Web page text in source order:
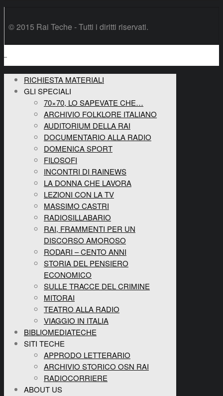
© 2015 Rai Teche - Tutti i diritti riservati.
RICHIESTA MATERIALI
GLI SPECIALI
70×70, LO SAPEVATE CHE…
ARCHIVIO FOLKLORE ITALIANO
AUDITORIUM DELLA RAI
DOCUMENTARIO ALLA RADIO
DOMENICA SPORT
FILOSOFI
INCONTRI DI RAINEWS
LA DONNA CHE LAVORA
LEZIONI CON LA TV
MASSIMO CASTRI
RADIOSILLABARIO
RAI, FRAMMENTI PER UN
DISCORSO AMOROSO
RODARI – CENTO ANNI
STORIA DEL PENSIERO
ECONOMICO
SULLE TRACCE DEL CRIMINE
MITORAI
TEATRO ALLA RADIO
VIAGGIO IN ITALIA
BIBLIOMEDIATECHE
SITI TECHE
APPRODO LETTERARIO
ARCHIVIO STORICO OSN RAI
RADIOCORRIERE
ABOUT US